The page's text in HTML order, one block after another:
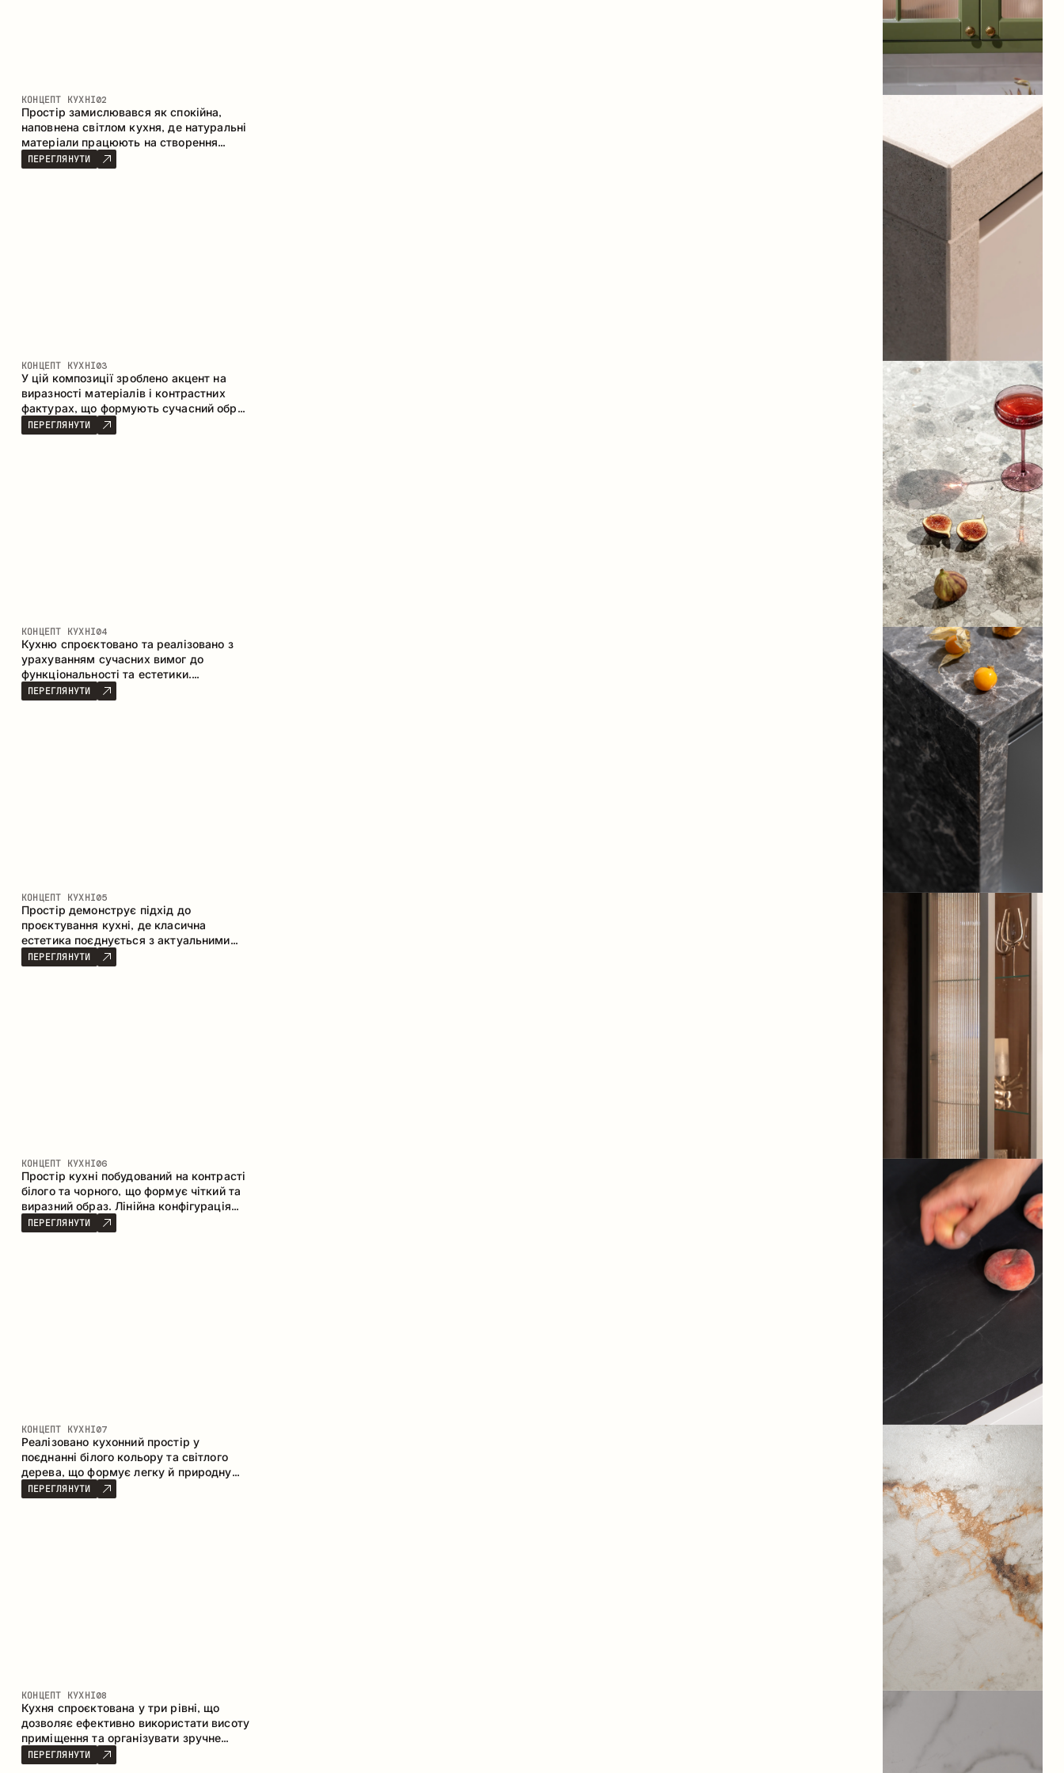
КОНЦЕПТ КУХНІ02
Простір замислювався як спокійна,
наповнена світлом кухня, де натуральні
матеріали працюють на створення
відчуття тепла, рівноваги та візуальної
легкості. Безпрограшне поєднання
ПЕРЕГЛЯНУТИ
КОНЦЕПТ КУХНІ03
У цій композиції зроблено акцент на
виразності матеріалів і контрастних
фактурах, що формують сучасний образ
кухонного простору. Темне обвуглене
дерево, метал і керамограніт формують
ПЕРЕГЛЯНУТИ
КОНЦЕПТ КУХНІ04
Кухню спроєктовано та реалізовано з
урахуванням сучасних вимог до
функціональності та естетики.
Поєднання текстур формує стриманий
та збалансований інтер’єр.
ПЕРЕГЛЯНУТИ
КОНЦЕПТ КУХНІ05
Простір демонструє підхід до
проєктування кухні, де класична
естетика поєднується з актуальними
матеріалами та продуманою
ергономікою. Світла палітра, чітка
ПЕРЕГЛЯНУТИ
КОНЦЕПТ КУХНІ06
Простір кухні побудований на контрасті
білого та чорного, що формує чіткий та
виразний образ. Лінійна конфігурація
підкреслює лаконічність та
впорядкованість інтер’єру.
ПЕРЕГЛЯНУТИ
КОНЦЕПТ КУХНІ07
Реалізовано кухонний простір у
поєднанні білого кольору та світлого
дерева, що формує легку й природну
атмосферу. П-подібна конфігурація
забезпечує ергономіку та зручність у
ПЕРЕГЛЯНУТИ
КОНЦЕПТ КУХНІ08
Кухня спроєктована у три рівні, що
дозволяє ефективно використати висоту
приміщення та організувати зручне
зберігання. Лінійна конфігурація
підкреслює лаконічність і цілісність
ПЕРЕГЛЯНУТИ